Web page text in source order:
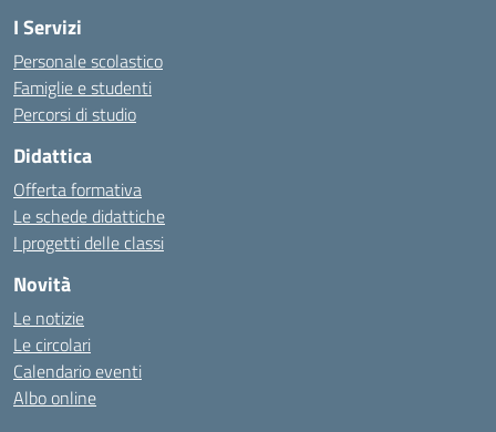
I Servizi
Personale scolastico
Famiglie e studenti
Percorsi di studio
Didattica
Offerta formativa
Le schede didattiche
I progetti delle classi
Novità
Le notizie
Le circolari
Calendario eventi
Albo online